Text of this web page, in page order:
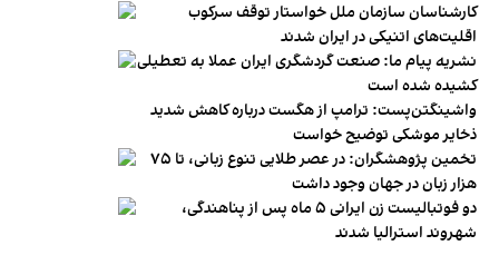
کارشناسان سازمان ملل خواستار توقف سرکوب
اقلیت‌های اتنیکی در ایران شدند
نشریه پیام ما: صنعت گردشگری ایران عملا به تعطیلی
کشیده شده است
واشینگتن‌پست: ترامپ از هگست درباره کاهش شدید
ذخایر موشکی توضیح خواست
تخمین پژوهشگران: در عصر طلایی تنوع زبانی، تا ۷۵
هزار زبان در جهان وجود داشت
دو فوتبالیست زن ایرانی ۵ ماه پس از پناهندگی،
شهروند استرالیا شدند